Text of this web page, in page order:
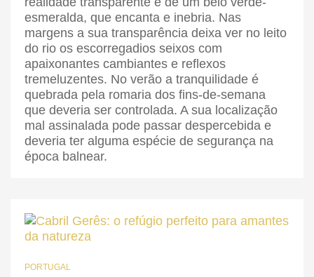
esmeralda, que encanta e inebria. Nas
margens a sua transparência deixa ver no leito
do rio os escorregadios seixos com
apaixonantes cambiantes e reflexos
tremeluzentes. No verão a tranquilidade é
quebrada pela romaria dos fins-de-semana
que deveria ser controlada. A sua localização
mal assinalada pode passar despercebida e
deveria ter alguma espécie de segurança na
época balnear.
PORTUGAL